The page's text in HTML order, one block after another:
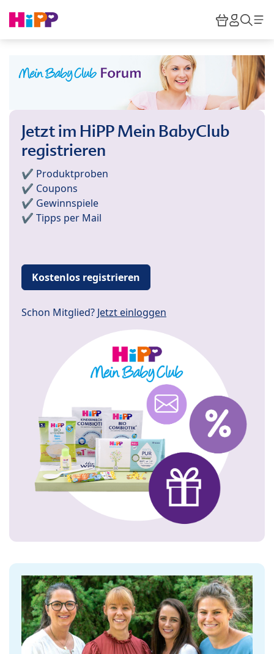
HiPP
Jetzt im HiPP Mein BabyClub
registrieren
✔️ Produktproben
✔️ Coupons
✔️ Gewinnspiele
✔️ Tipps per Mail
Kostenlos registrieren
Schon Mitglied? Jetzt einloggen